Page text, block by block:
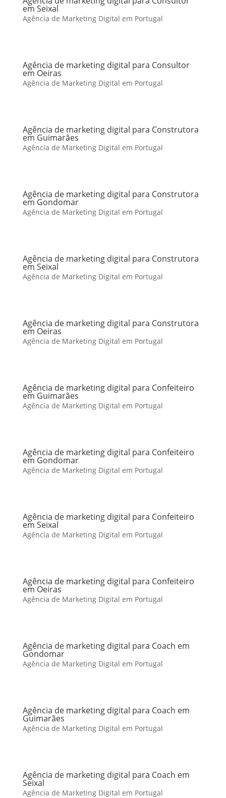
em Seixal
Agência de Marketing Digital em Portugal
Agência de marketing digital para Consultor
em Oeiras
Agência de Marketing Digital em Portugal
Agência de marketing digital para Construtora
em Guimarães
Agência de Marketing Digital em Portugal
Agência de marketing digital para Construtora
em Gondomar
Agência de Marketing Digital em Portugal
Agência de marketing digital para Construtora
em Seixal
Agência de Marketing Digital em Portugal
Agência de marketing digital para Construtora
em Oeiras
Agência de Marketing Digital em Portugal
Agência de marketing digital para Confeiteiro
em Guimarães
Agência de Marketing Digital em Portugal
Agência de marketing digital para Confeiteiro
em Gondomar
Agência de Marketing Digital em Portugal
Agência de marketing digital para Confeiteiro
em Seixal
Agência de Marketing Digital em Portugal
Agência de marketing digital para Confeiteiro
em Oeiras
Agência de Marketing Digital em Portugal
Agência de marketing digital para Coach em
Gondomar
Agência de Marketing Digital em Portugal
Agência de marketing digital para Coach em
Guimarães
Agência de Marketing Digital em Portugal
Agência de marketing digital para Coach em
Seixal
Agência de Marketing Digital em Portugal